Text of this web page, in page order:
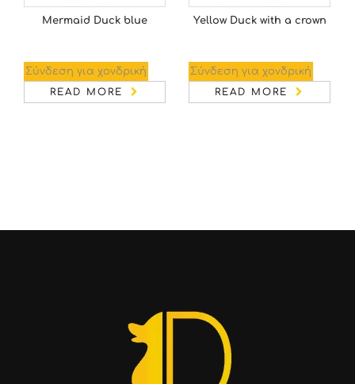
Mermaid Duck blue
Σύνδεση για χονδρική
READ MORE
Yellow Duck with a crown
Σύνδεση για χονδρική
READ MORE